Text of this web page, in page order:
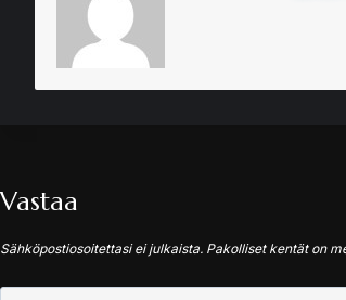
Vastaa
Sähköpostiosoitettasi ei julkaista. Pakolliset kentät on